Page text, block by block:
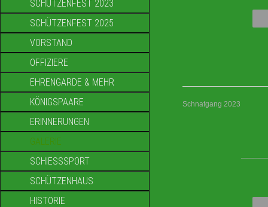
SCHÜTZENFEST 2023
SCHÜTZENFEST 2025
VORSTAND
OFFIZIERE
EHRENGARDE & MEHR
KÖNIGSPAARE
ERINNERUNGEN
GALERIE
SCHIESSSPORT
SCHÜTZENHAUS
HISTORIE
Schnatgang 2023